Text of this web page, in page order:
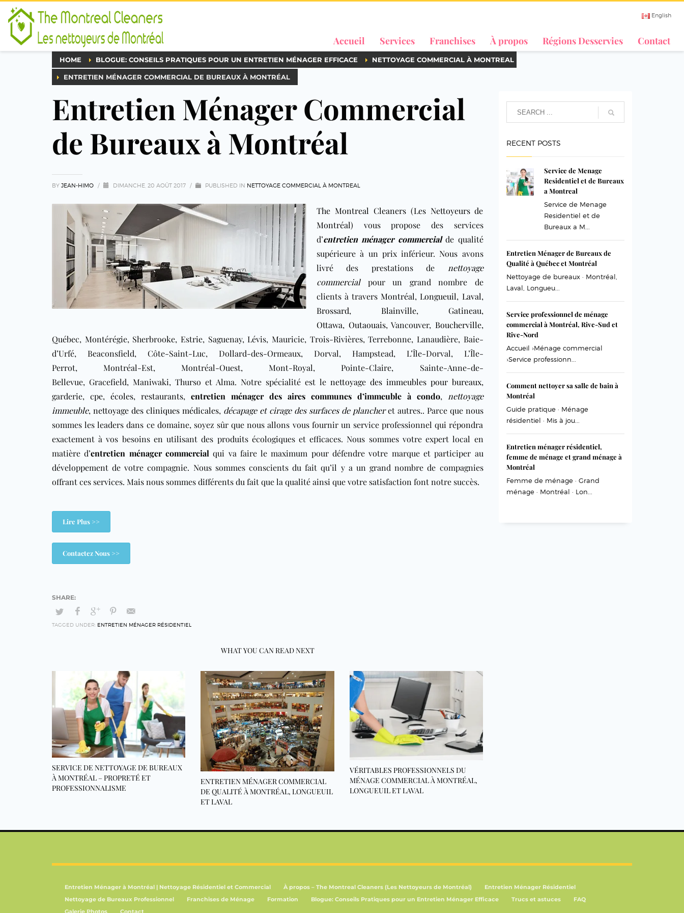
English
Accueil Services Franchises À propos Régions Desservies Contact
HOME BLOGUE: CONSEILS PRATIQUES POUR UN ENTRETIEN MÉNAGER EFFICACE NETTOYAGE COMMERCIAL À MONTREAL
ENTRETIEN MÉNAGER COMMERCIAL DE BUREAUX À MONTRÉAL
Entretien Ménager Commercial
de Bureaux à Montréal
BY JEAN-HIMO / DIMANCHE, 20 AOÛT 2017 / PUBLISHED IN NETTOYAGE COMMERCIAL À MONTREAL
The Montreal Cleaners (Les Nettoyeurs de
Montréal) vous propose des services
d’entretien ménager commercialde qualité
supérieure à un prix inférieur. Nous avons
livré des prestations de
nettoyage
commercialpour un grand nombre de
clients à traversMontréal,Longueuil, Laval,
Brossard, Blainville, Gatineau,
Ottawa, Outaouais, Vancouver, Boucherville,
Québec, Montérégie, Sherbrooke, Estrie, Saguenay, Lévis, Mauricie, Trois-Rivières, Terrebonne, Lanaudière, Baie-
d’Urfé, Beaconsfield, Côte-Saint-Luc, Dollard-des-Ormeaux, Dorval, Hampstead, L’Île-Dorval, L’Île-
Perrot, Montréal-Est, Montréal-Ouest, Mont-Royal, Pointe-Claire, Sainte-Anne-de-
Bellevue, Gracefield, Maniwaki, Thurso et Alma. Notre spécialité est le nettoyage des immeubles pour bureaux,
garderie, cpe, écoles, restaurants, entretien ménager des aires communes d’immeuble à condo,
nettoyage
immeuble, nettoyage des cliniques médicales, décapage et cirage des surfaces de plancheret autres.. Parce que nous
sommes les leaders dans ce domaine, soyez sûr que nous allons vous fournir un service professionnel qui répondra
exactement à vos besoins en utilisant des produits écologiques et efficaces. Nous sommes votre expert local en
matière d’entretien ménager commercial qui va faire le maximum pour défendre votre marque et participer au
développement de votre compagnie. Nous sommes conscients du fait qu’il y a un grand nombre de compagnies
offrant ces services. Mais nous sommes différents du fait que la qualité ainsi que votre satisfaction font notre succès.
Lire Plus >>
Contactez Nous >>
TAGGED UNDER: ENTRETIEN MÉNAGER RÉSIDENTIEL
WHAT YOU CAN READ NEXT
SERVICE DE NETTOYAGE DE BUREAUX
À MONTRÉAL – PROPRETÉ ET
PROFESSIONNALISME
ENTRETIEN MÉNAGER COMMERCIAL
DE QUALITÉ À MONTRÉAL, LONGUEUIL
ET LAVAL
VÉRITABLES PROFESSIONNELS DU
MÉNAGE COMMERCIAL À MONTRÉAL,
LONGUEUIL ET LAVAL
RECENT POSTS
Service de Menage
Residentiel et de Bureaux
a Montreal
Service de Menage
Residentiel et de
Bureaux a M...
Entretien Ménager de Bureaux de
Qualité à Québec et Montréal
Nettoyage de bureaux · Montréal,
Laval, Longueu...
Service professionnel de ménage
commercial à Montréal, Rive-Sud et
Rive-Nord
Accueil ›Ménage commercial
›Service professionn...
Comment nettoyer sa salle de bain à
Montréal
Guide pratique · Ménage
résidentiel · Mis à jou...
Entretien ménager résidentiel,
femme de ménage et grand ménage à
Montréal
Femme de ménage · Grand
ménage · Montréal · Lon...
Entretien Ménager à Montréal | Nettoyage Résidentiel et Commercial À propos – The Montreal Cleaners (Les Nettoyeurs de Montréal)
Entretien Ménager Résidentiel
Nettoyage de Bureaux Professionnel
Franchises de Ménage Formation Blogue: Conseils Pratiques pour un Entretien Ménager Efficace Trucs et astuces
FAQ